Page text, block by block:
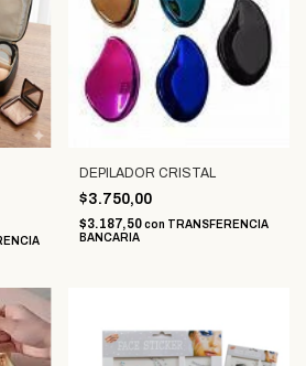
DEPILADOR CRISTAL
$3.750,00
$3.187,50con TRANSFERENCIA
BANCARIA